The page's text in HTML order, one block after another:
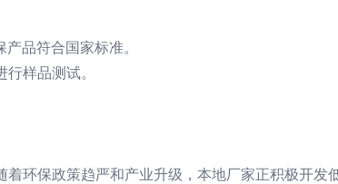
品符合国家标准。
样品测试。
环保政策趋严和产业升级，本地厂家正积极开发